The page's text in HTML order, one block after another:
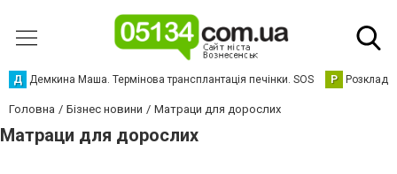
Д Демкина Маша. Термінова трансплантація печінки. SOS Р Розклад
Головна Бізнес новини Матраци для дорослих
Матраци для дорослих